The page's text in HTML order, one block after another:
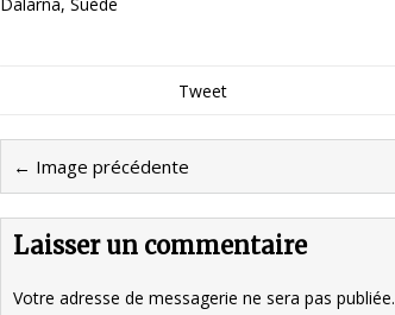
Tweet
← Image précédente
Laisser un commentaire
Votre adresse de messagerie ne sera pas publiée.